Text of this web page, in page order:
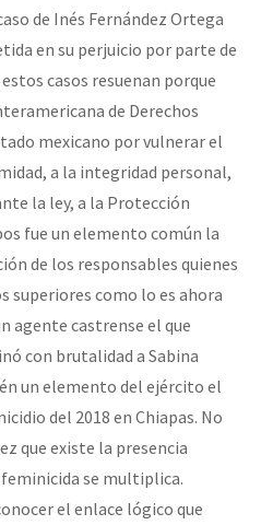
de Inés Fernández Ortega
en su perjuicio por parte de
casos resuenan porque
de Derechos
mexicano por vulnerar el
a la integridad personal,
la ley, a la Protección
fue un elemento común la
de los responsables quienes
superiores como lo es ahora
agente castrense el que
con brutalidad a Sabina
un elemento del ejército el
del 2018 en Chiapas. No
que existe la presencia
se multiplica.
el enlace lógico que